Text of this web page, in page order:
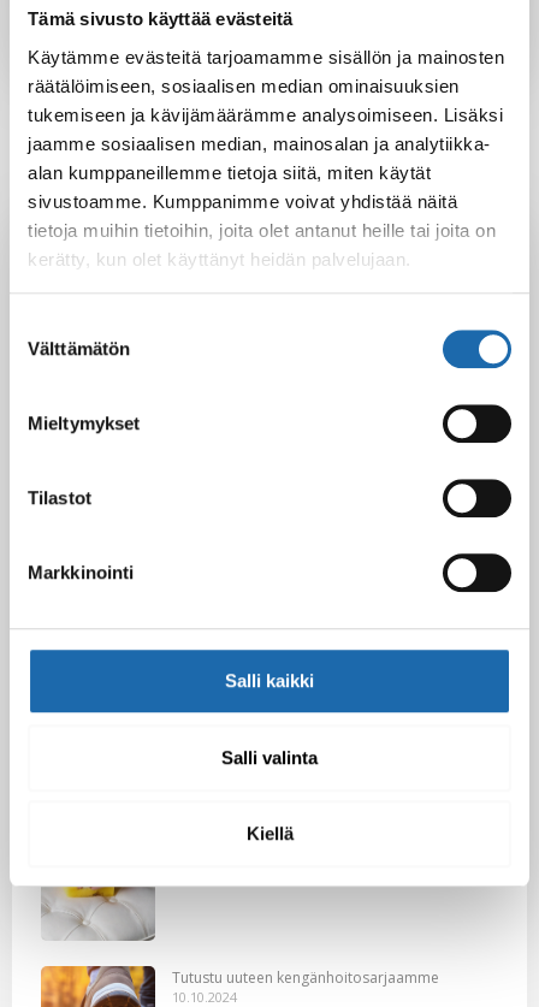
Tämä sivusto käyttää evästeitä
Käytämme evästeitä tarjoamamme sisällön ja mainosten
räätälöimiseen, sosiaalisen median ominaisuuksien
tukemiseen ja kävijämäärämme analysoimiseen. Lisäksi
jaamme sosiaalisen median, mainosalan ja analytiikka-
alan kumppaneillemme tietoja siitä, miten käytät
sivustoamme. Kumppanimme voivat yhdistää näitä
tietoja muihin tietoihin, joita olet antanut heille tai joita on
kerätty, kun olet käyttänyt heidän palvelujaan.
valinta
Välttämätön
Mieltymykset
Tilastot
Markkinointi
Salli kaikki
Salli valinta
Kiellä
Latest Post
29.11.2024
Nahkakalusteiden hoito Softcare aineilla
Tutustu uuteen kengänhoitosarjaamme
10.10.2024